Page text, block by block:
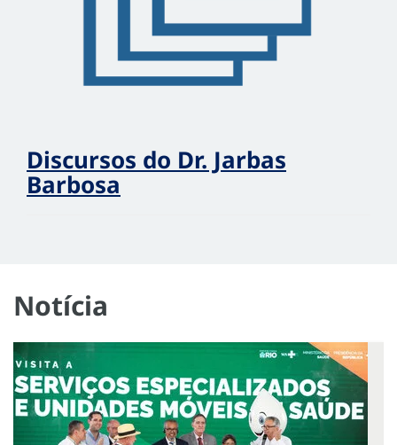
Discursos do Dr. Jarbas
Barbosa
Notícia